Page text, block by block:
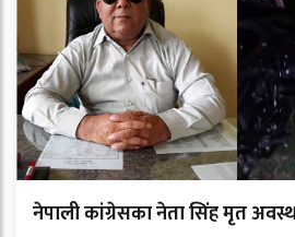
नेपाली कांग्रेसका नेता सिंह मृत